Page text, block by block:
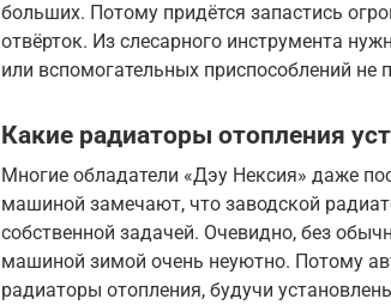
больших. Потому придётся запастись
отвёрток. Из слесарного инструмента
или вспомогательных приспособлений не
Какие радиаторы отопления
Многие обладатели «Дэу Нексия» даже
машиной замечают, что заводской
собственной задачей. Очевидно, без
машиной зимой очень неуютно. Потому
радиаторы отопления, будучи